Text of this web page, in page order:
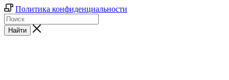
Политика конфиденциальности
Найти